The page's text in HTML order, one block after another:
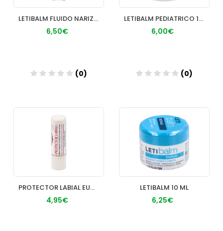
LETIBALM FLUIDO NARIZ Y LABIOS 10 ML
6,50€
(0)
LETIBALM PEDIATRICO 10 ML
6,00€
(0)
Añadir
PROTECTOR LABIAL EUCERIN PIEL SENSIBLE 48 G
4,95€
LETIBALM 10 ML
6,25€